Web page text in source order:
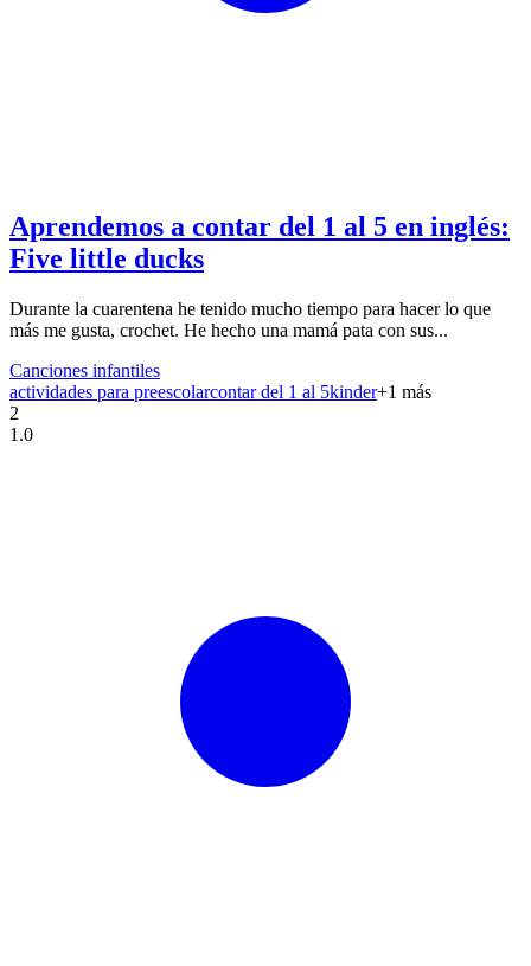
Aprendemos a contar del 1 al 5 en inglés:
Five little ducks
Durante la cuarentena he tenido mucho tiempo para hacer lo que
más me gusta, crochet. He hecho una mamá pata con sus...
Canciones infantiles
actividades para preescolarcontar del 1 al 5kinder+1 más
2
1.0